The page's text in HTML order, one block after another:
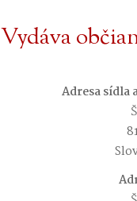
Vydáva
Adresa sídla